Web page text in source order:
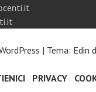
| Tema: Edin
PRIVACY